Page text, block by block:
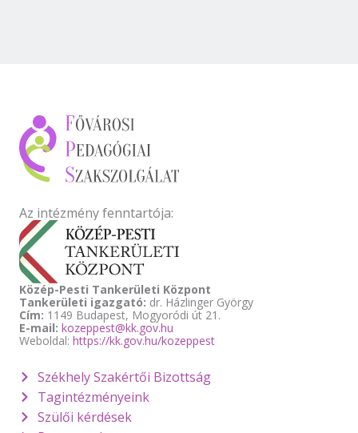
Az intézmény fenntartója:
Közép-Pesti Tankerületi Központ
Tankerületi igazgató: dr. Házlinger György
Cím: 1149 Budapest, Mogyoródi út 21.
E-mail: kozeppest@kk.gov.hu
Weboldal: https://kk.gov.hu/kozeppest
Székhely Szakértői Bizottság
Tagintézményeink
Szülői kérdések